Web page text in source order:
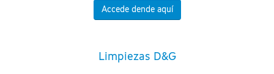
Accede dende aquí
Limpiezas D&G